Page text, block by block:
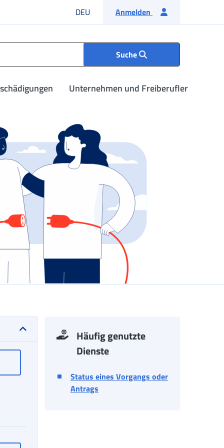
DEU Deutsche Sprache
Anmelden
Suche
Unternehmen und Freiberufler
Antrag
Häufig genutzte
Dienste
Status eines Vorgangs oder
Antrags